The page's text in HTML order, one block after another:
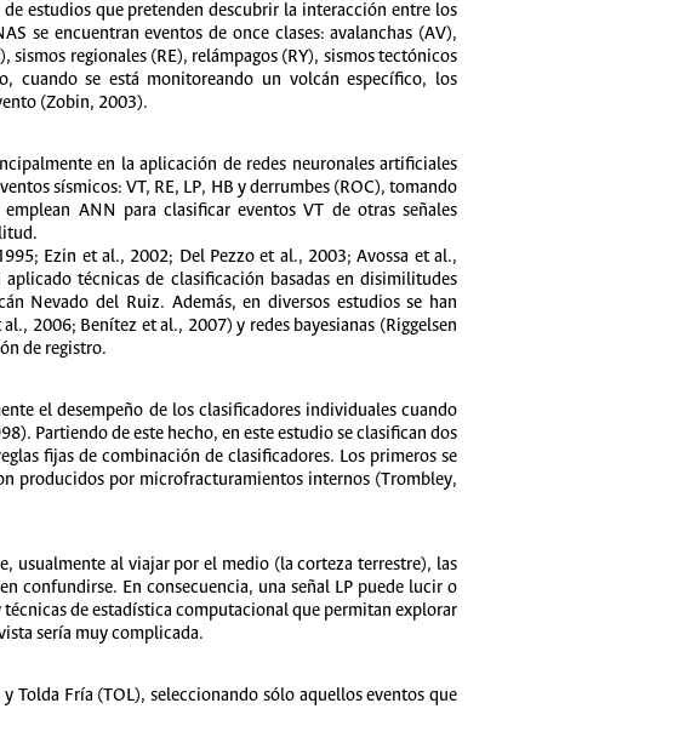
estudios que pretenden descubrir la interacción entre los
se encuentran eventos de once clases: avalanchas (AV),
regionales (RE), relámpagos (RY), sismos tectónicos
cuando se está monitoreando un volcán específico, los
(Zobin, 2003).
en la aplicación de redes neuronales artificiales
sísmicos: VT, RE, LP, HB y derrumbes (ROC), tomando
ANN para clasificar eventos VT de otras señales
Ezin et al., 2002; Del Pezzo et al., 2003; Avossa et al.,
técnicas de clasificación basadas en disimilitudes
Nevado del Ruiz. Además, en diversos estudios se han
2006; Benítez et al., 2007) y redes bayesianas (Riggelsen
de registro.
el desempeño de los clasificadores individuales cuando
Partiendo de este hecho, en este estudio se clasifican dos
fijas de combinación de clasificadores. Los primeros se
producidos por microfracturamientos internos (Trombley,
usualmente al viajar por el medio (la corteza terrestre), las
confundirse. En consecuencia, una señal LP puede lucir o
técnicas de estadística computacional que permitan explorar
sería muy complicada.
Tolda Fría (TOL), seleccionando sólo aquellos eventos que